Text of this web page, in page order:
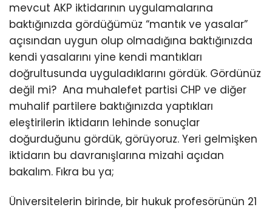
mevcut AKP iktidarının uygulamalarına
baktığınızda gördüğümüz “mantık ve yasalar”
açısından uygun olup olmadığına baktığınızda
kendi yasalarını yine kendi mantıkları
doğrultusunda uyguladıklarını gördük. Gördünüz
değil mi? Ana muhalefet partisi CHP ve diğer
muhalif partilere baktığınızda yaptıkları
eleştirilerin iktidarın lehinde sonuçlar
doğurduğunu gördük, görüyoruz. Yeri gelmişken
iktidarın bu davranışlarına mizahi açıdan
bakalım. Fıkra bu ya;
Üniversitelerin birinde, bir hukuk profesörünün 21